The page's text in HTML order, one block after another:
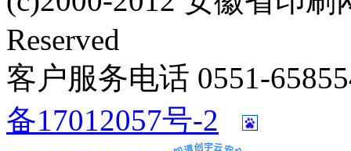
Reserved
客户服务电话 0551-
备17012057号-2